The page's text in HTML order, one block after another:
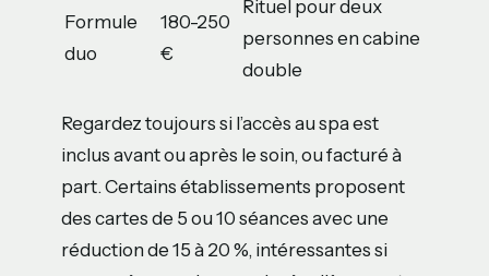
Formule
duo
180-250
€
Rituel pour deux
personnes en cabine
double
Regardez toujours si l’accès au spa est
inclus avant ou après le soin, ou facturé à
part. Certains établissements proposent
des cartes de 5 ou 10 séances avec une
réduction de 15 à 20 %, intéressantes si